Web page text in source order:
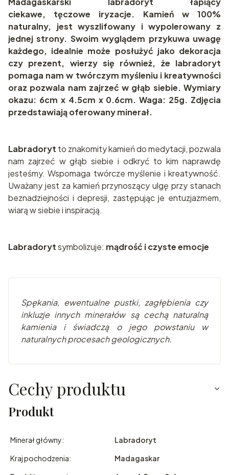
ciekawe, tęczowe iryzacje. Kamień w 100%
naturalny, jest wyszlifowany i wypolerowany z
jednej strony. Swoim wyglądem przykuwa uwagę
każdego, idealnie może posłużyć jako dekoracja
czy prezent, wierzy się również, że labradoryt
pomaga nam w twórczym myśleniu i kreatywności
oraz pozwala nam zajrzeć w głąb siebie. Wymiary
okazu: 6cm x 4.5cm x 0.6cm. Waga: 25g. Zdjęcia
przedstawiają oferowany minerał.
Labradoryt to znakomity kamień do medytacji, pozwala
nam zajrzeć w głąb siebie i odkryć to kim naprawdę
jesteśmy. Wspomaga twórcze myślenie i kreatywność.
Uważany jest za kamień przynoszący ulgę przy stanach
beznadziejności i depresji, zastępując je entuzjazmem,
wiarą w siebie i inspiracją.
Labradorytsymbolizuje: mądrość i czyste emocje
Spękania, ewentualne pustki, zagłębienia czy
inkluzje innych minerałów są cechą naturalną
kamienia i świadczą o jego powstaniu w
naturalnych procesach geologicznych.
Cechy produktu
Produkt
Minerał główny:
Labradoryt
Kraj pochodzenia:
Madagaskar